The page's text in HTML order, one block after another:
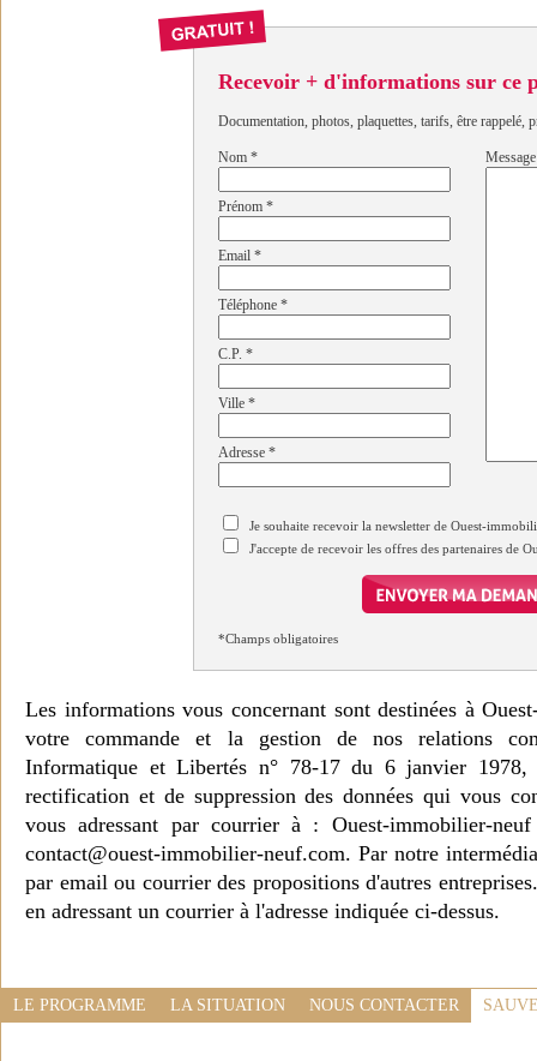
Recevoir + d'informations sur ce
Documentation, photos, plaquettes, tarifs, être rappelé,
Nom *
Prénom *
Email *
Téléphone *
C.P. *
Ville *
Adresse *
Message
Je souhaite recevoir la newsletter de Ouest-
J'accepte de recevoir les offres des partenaires de
*Champs obligatoires
Les informations vous concernant sont destinées à
votre commande et la gestion de nos relations
Informatique et Libertés n° 78-17 du 6 janvier 1978,
rectification et de suppression des données qui vous
vous adressant par courrier à : Ouest-immobilier-
contact@ouest-immobilier-neuf.com. Par notre
par email ou courrier des propositions d'autres
en adressant un courrier à l'adresse indiquée ci-dessus.
LE PROGRAMME LA SITUATION NOUS CONTACTER